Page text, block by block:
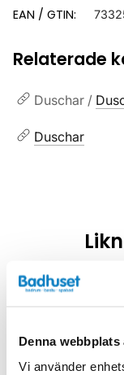
Denna
Vi använder
EAN / GTIN:
Relaterade
Duschar /
Duschar